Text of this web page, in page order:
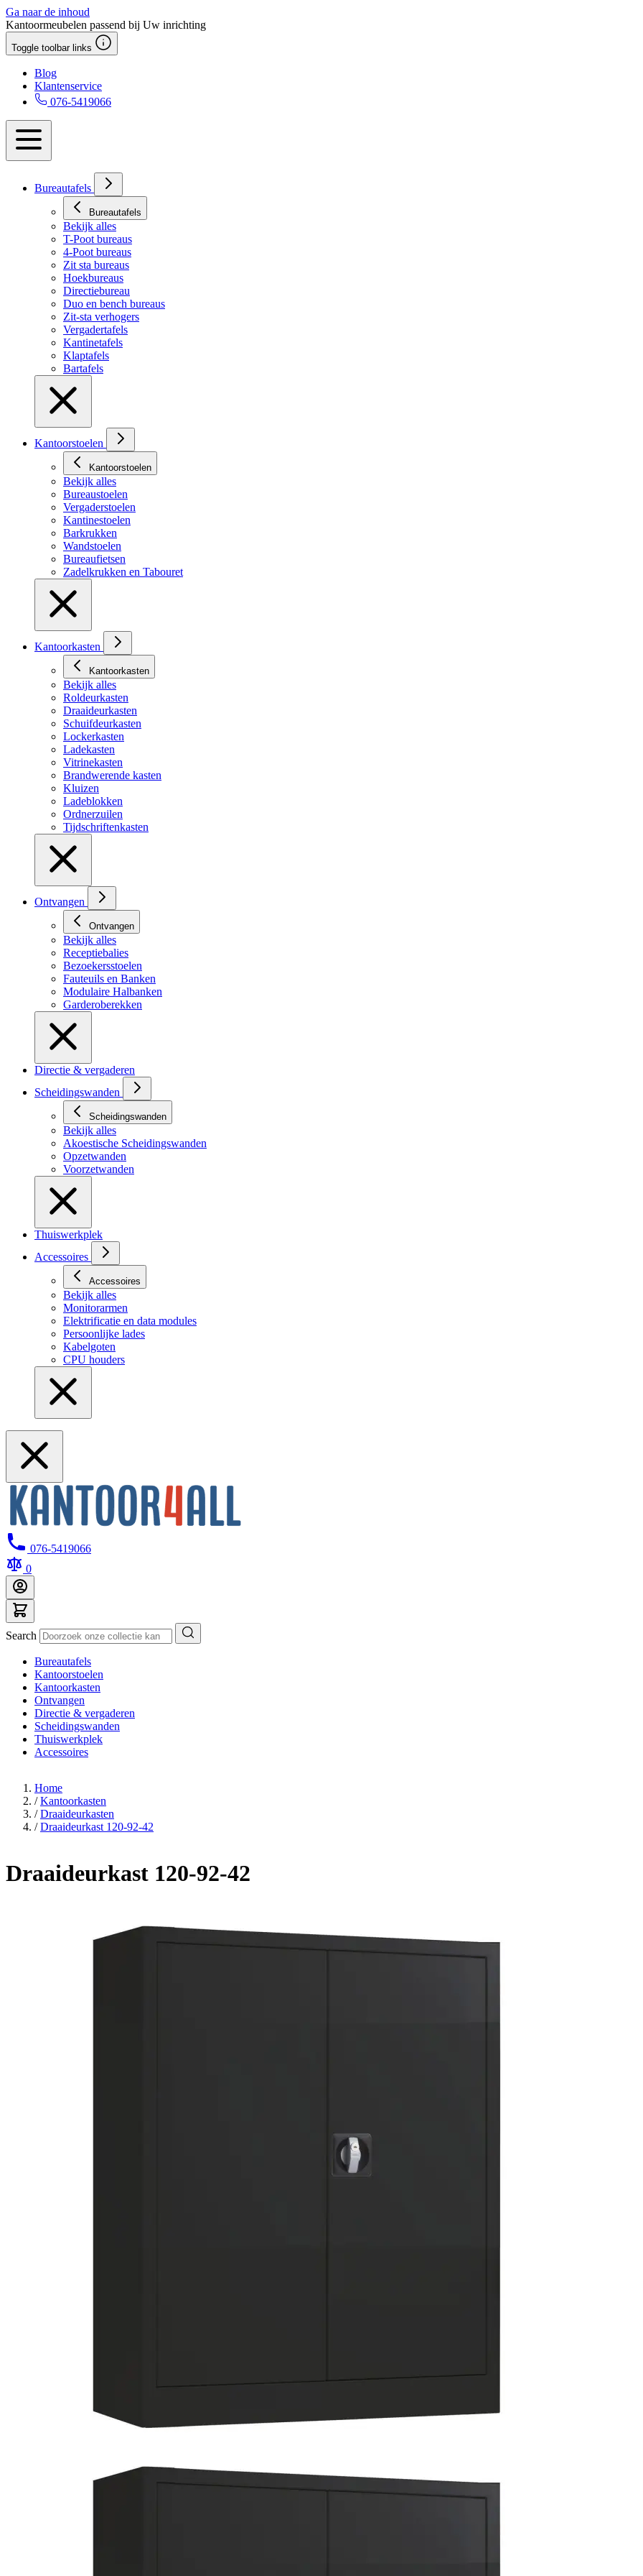
Ga naar de inhoud
Kantoormeubelen passend bij Uw inrichting
Toggle toolbar links
Blog
Klantenservice
076-5419066
Bureautafels
Bureautafels
Bekijk alles
T-Poot bureaus
4-Poot bureaus
Zit sta bureaus
Hoekbureaus
Directiebureau
Duo en bench bureaus
Zit-sta verhogers
Vergadertafels
Kantinetafels
Klaptafels
Bartafels
Kantoorstoelen
Kantoorstoelen
Bekijk alles
Bureaustoelen
Vergaderstoelen
Kantinestoelen
Barkrukken
Wandstoelen
Bureaufietsen
Zadelkrukken en Tabouret
Kantoorkasten
Kantoorkasten
Bekijk alles
Roldeurkasten
Draaideurkasten
Schuifdeurkasten
Lockerkasten
Ladekasten
Vitrinekasten
Brandwerende kasten
Kluizen
Ladeblokken
Ordnerzuilen
Tijdschriftenkasten
Ontvangen
Ontvangen
Bekijk alles
Receptiebalies
Bezoekersstoelen
Fauteuils en Banken
Modulaire Halbanken
Garderoberekken
Directie & vergaderen
Scheidingswanden
Scheidingswanden
Bekijk alles
Akoestische Scheidingswanden
Opzetwanden
Voorzetwanden
Thuiswerkplek
Accessoires
Accessoires
Bekijk alles
Monitorarmen
Elektrificatie en data modules
Persoonlijke lades
Kabelgoten
CPU houders
076-5419066
0
Search
Bureautafels
Kantoorstoelen
Kantoorkasten
Ontvangen
Directie & vergaderen
Scheidingswanden
Thuiswerkplek
Accessoires
Home
/ Kantoorkasten
/ Draaideurkasten
/ Draaideurkast 120-92-42
Draaideurkast 120-92-42